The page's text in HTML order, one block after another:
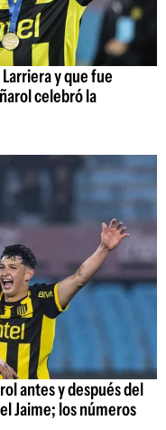
y que fue
celebró la
antes y después del
Jaime; los números